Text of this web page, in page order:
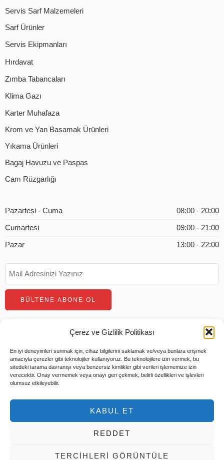
Çerez ve Gizlilik Politikası
En iyi deneyimleri sunmak için, cihaz bilgilerini saklamak ve/veya bunlara erişmek
amacıyla çerezler gibi teknolojiler kullanıyoruz. Bu teknolojilere izin vermek, bu
sitedeki tarama davranışı veya benzersiz kimlikler gibi verileri işlememize izin
verecektir. Onay vermemek veya onayı geri çekmek, belirli özellikleri ve işlevleri
olumsuz etkileyebilir.
KABUL ET
REDDET
TERCIHLERI GÖRÜNTÜLE
Servis Sarf Malzemeleri
Sarf Ürünler
Servis Ekipmanları
Hırdavat
Zımba Tabancaları
Klima Gazı
Karter Muhafaza
Krom ve Yan Basamak Ürünleri
Yıkama Ürünleri
Bagaj Havuzu ve Paspas
Cam Rüzgarlığı
Pazartesi - Cuma 08:00 - 20:00
Cumartesi 09:00 - 21:00
Pazar 13:00 - 22:00
© 2026 Tüm Hakları Saklıdır |